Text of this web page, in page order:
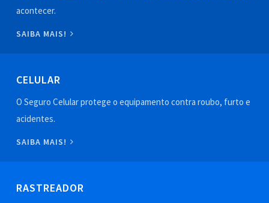
acontecer.
SAIBA MAIS!
CELULAR
O Seguro Celular protege o equipamento contra roubo, furto e
acidentes.
SAIBA MAIS!
RASTREADOR